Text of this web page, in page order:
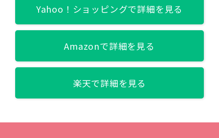
【全色徹底比較】CLIO（クリオ）PRO EYE PALETTE全7色【使い
Yahoo！ショッピングで詳細を見る
Amazonで詳細を見る
楽天で詳細を見る